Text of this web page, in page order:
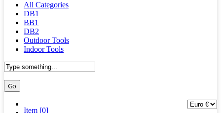
All Categories
DB1
BB1
DB2
Outdoor Tools
Indoor Tools
Item [0]